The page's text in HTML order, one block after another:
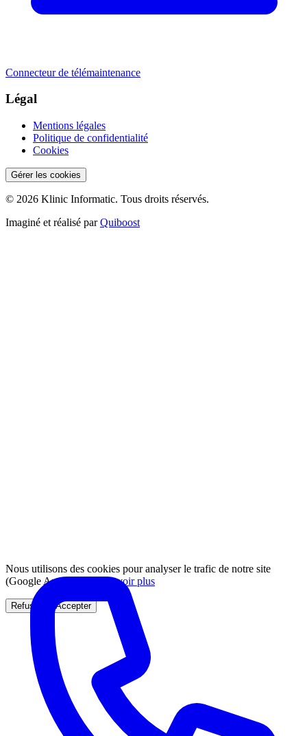
Connecteur de télémaintenance
Légal
Mentions légales
Politique de confidentialité
Cookies
Gérer les cookies
© 2026 Klinic Informatic. Tous droits réservés.
Imaginé et réalisé parQuiboost
Nous utilisons des cookies pour analyser le trafic de notre site
(Google Analytics).
En savoir plus
Refuser Accepter